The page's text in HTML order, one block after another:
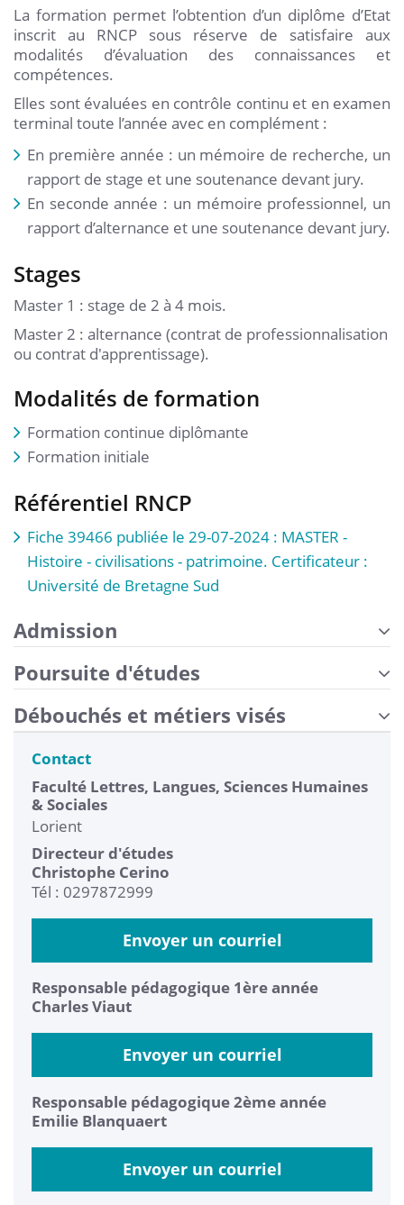
La formation permet l’obtention d’un diplôme d’Etat
inscrit au RNCP sous réserve de satisfaire aux
modalités d’évaluation des connaissances et
compétences.
Elles sont évaluées en contrôle continu et en examen
terminal toute l’année avec en complément :
En première année : un mémoire de recherche, un
rapport de stage et une soutenance devant jury.
En seconde année : un mémoire professionnel, un
rapport d’alternance et une soutenance devant jury.
Stages
Master 1 : stage de 2 à 4 mois.
Master 2 : alternance (contrat de professionnalisation
ou contrat d'apprentissage).
Modalités de formation
Formation continue diplômante
Formation initiale
Référentiel RNCP
Fiche 39466 publiée le 29-07-2024 : MASTER -
Histoire - civilisations - patrimoine. Certificateur :
Université de Bretagne Sud
Admission
Poursuite d'études
Débouchés et métiers visés
Contact
Faculté Lettres, Langues, Sciences Humaines
& Sociales
Lorient
Directeur d'études
Christophe Cerino
Tél : 0297872999
Envoyer un courriel
Responsable pédagogique 1ère année
Charles Viaut
Envoyer un courriel
Responsable pédagogique 2ème année
Emilie Blanquaert
Envoyer un courriel